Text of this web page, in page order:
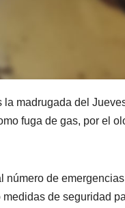
madrugada del
fuga de gas, por el
número de
de seguridad